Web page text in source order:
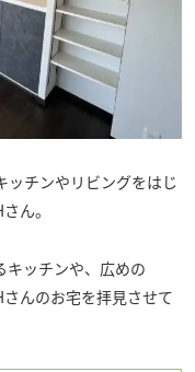
ッチンやリビングをはじ
ん。
キッチンや、広めの
んのお宅を拝見させて